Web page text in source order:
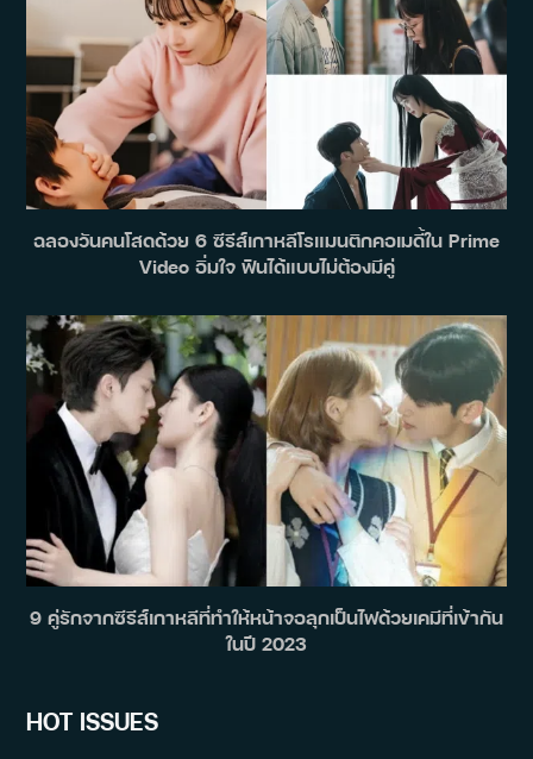
ฉลองวันคนโสดด้วย 6 ซีรีส์เกาหลีโรแมนติกคอเมดี้ใน Prime
Video อิ่มใจ ฟินได้แบบไม่ต้องมีคู่
9 คู่รักจากซีรีส์เกาหลีที่ทำให้หน้าจอลุกเป็นไฟด้วยเคมีที่เข้ากัน
ในปี 2023
HOT ISSUES